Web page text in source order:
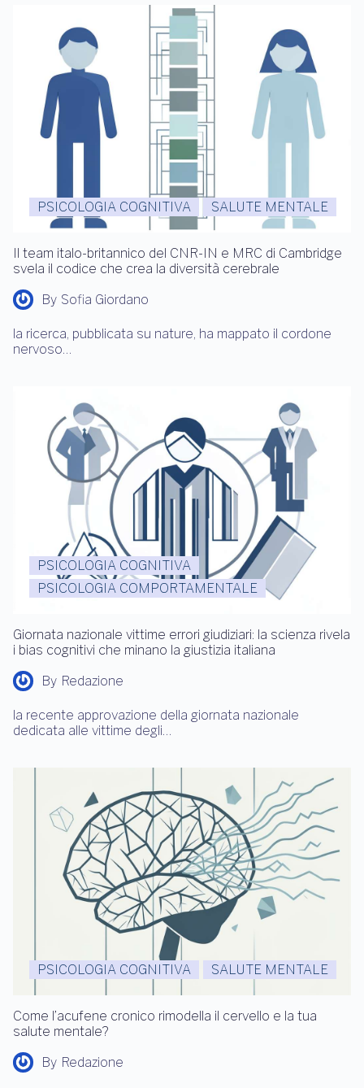
PSICOLOGIA COGNITIVA SALUTE MENTALE
Il team italo-britannico del CNR-IN e MRC di Cambridge
svela il codice che crea la diversità cerebrale
By Sofia Giordano
la ricerca, pubblicata su nature, ha mappato il cordone
nervoso…
PSICOLOGIA COGNITIVA
PSICOLOGIA COMPORTAMENTALE
Giornata nazionale vittime errori giudiziari: la scienza rivela
i bias cognitivi che minano la giustizia italiana
By Redazione
la recente approvazione della giornata nazionale
dedicata alle vittime degli…
PSICOLOGIA COGNITIVA SALUTE MENTALE
Come l’acufene cronico rimodella il cervello e la tua
salute mentale?
By Redazione